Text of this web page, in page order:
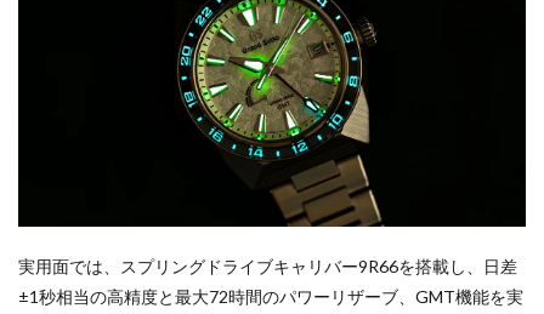
実用面では、スプリングドライブキャリバー9R66を搭載し、日差
±1秒相当の高精度と最大72時間のパワーリザーブ、GMT機能を実